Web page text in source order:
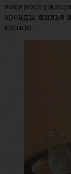
аренды жилья
копию.